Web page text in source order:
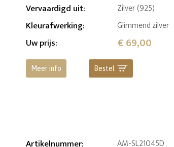
Vervaardigd uit: Zilver (925)
Kleurafwerking: Glimmend zilver
Uw prijs: € 69,00
Meer info Bestel
Artikelnummer: AM-SL21045D